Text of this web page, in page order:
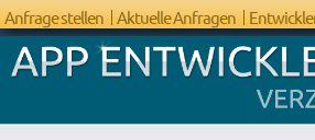
Anfrage stellen Aktuelle Anfragen